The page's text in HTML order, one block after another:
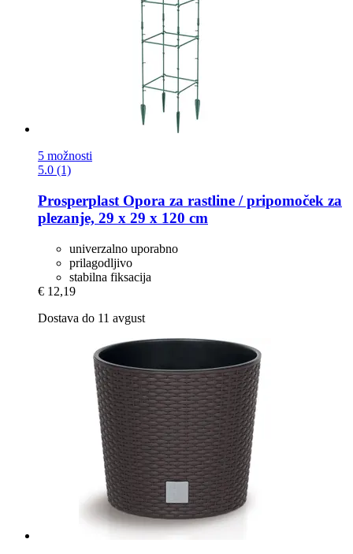
5 možnosti
5.0 (1)
Prosperplast Opora za rastline / pripomoček za
plezanje, 29 x 29 x 120 cm
univerzalno uporabno
prilagodljivo
stabilna fiksacija
€ 12,19
Dostava do 11 avgust